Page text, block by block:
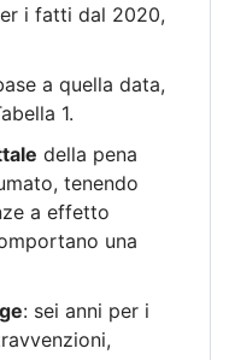
i fatti dal 2020,
a quella data,
1.
della pena
tenendo
a effetto
una
: sei anni per i